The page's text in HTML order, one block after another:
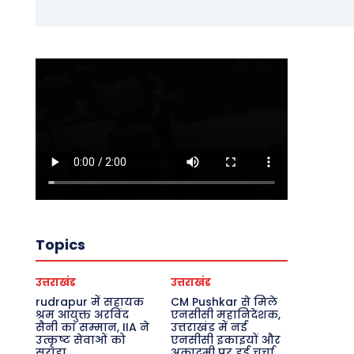
Topics
उत्तराखंड
rudrapur में सहायक
श्रम आयुक्त अरविंद
सैनी का सम्मान, IIA ने
उत्कृष्ट सेवाओं को
उत्तराखंड
CM Pushkar से मिले
एनसीसी महानिदेशक,
उत्तराखंड में नई
एनसीसी इकाइयों और